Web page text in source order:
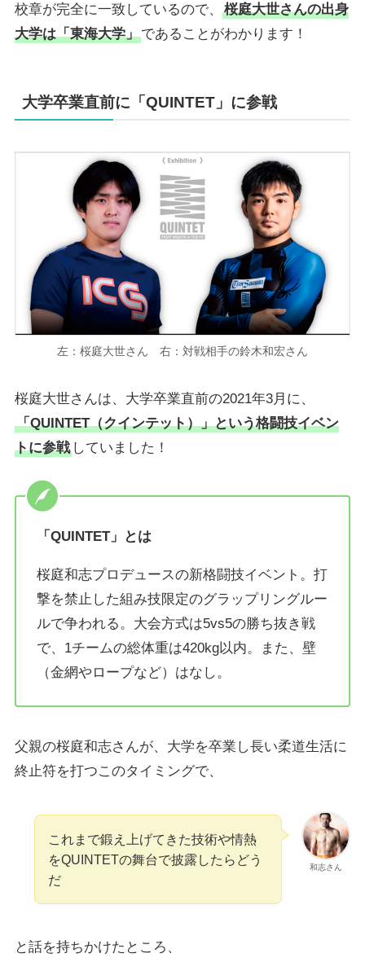
校章が完全に一致しているので、
桜庭大世さんの出身
大学は「東海大学」であることがわかります！
大学卒業直前に「QUINTET」に参戦
左：桜庭大世さん 右：対戦相手の鈴木和宏さん
桜庭大世さんは、大学卒業直前の2021年3月に、
「QUINTET（クインテット）」という格闘技イベン
トに参戦していました！
「QUINTET」とは
桜庭和志プロデュースの新格闘技イベント。打
撃を禁止した組み技限定のグラップリングルー
ルで争われる。大会方式は5vs5の勝ち抜き戦
で、1チームの総体重は420kg以内。また、壁
（金網やロープなど）はなし。
父親の桜庭和志さんが、大学を卒業し長い柔道生活に
終止符を打つこのタイミングで、
和志さん
これまで鍛え上げてきた技術や情熱
をQUINTETの舞台で披露したらどう
だ
と話を持ちかけたところ、